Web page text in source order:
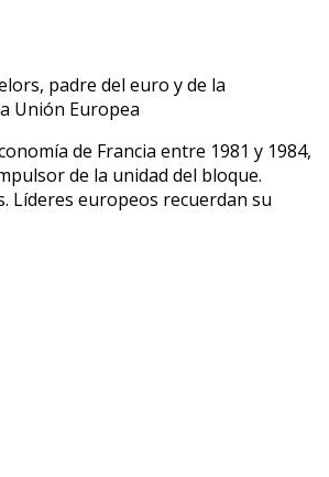
de Francia entre 1981 y 1984,
de la unidad del bloque.
Líderes europeos recuerdan su